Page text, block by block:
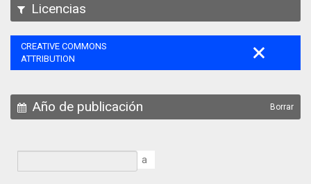
Licencias
CREATIVE COMMONS
ATTRIBUTION
Año de publicación Borrar
a